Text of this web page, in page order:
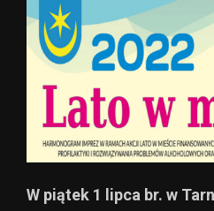
W piątek 1 lipca br. w